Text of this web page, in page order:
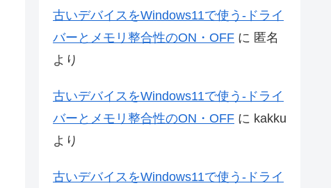
古いデバイスをWindows11で使う-ドライ
バーとメモリ整合性のON・OFF に 匿名
より
古いデバイスをWindows11で使う-ドライ
バーとメモリ整合性のON・OFF に kakku
より
古いデバイスをWindows11で使う-ドライ